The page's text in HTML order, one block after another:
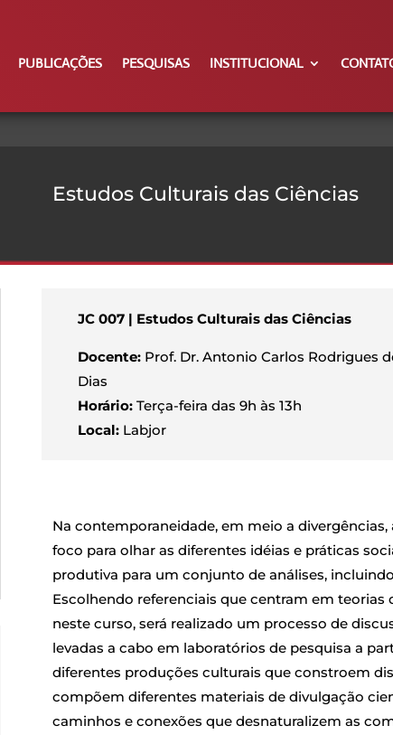
PUBLICAÇÕES PESQUISAS INSTITUCIONAL
Estudos Culturais das Ciências
JC 007 | Estudos Culturais das Ciências
Docente:Prof. Dr. Antonio Carlos Rodrigues
Dias
Horário:Terça-feira das 9h às 13h
Local:Labjor
Na contemporaneidade, em meio a
foco para olhar as diferentes idéias e práticas
produtiva para um conjunto de análises,
Escolhendo referenciais que centram em teorias
neste curso, será realizado um processo de
levadas a cabo em laboratórios de pesquisa a
diferentes produções culturais que constroem
compõem diferentes materiais de divulgação
caminhos e conexões que desnaturalizem as